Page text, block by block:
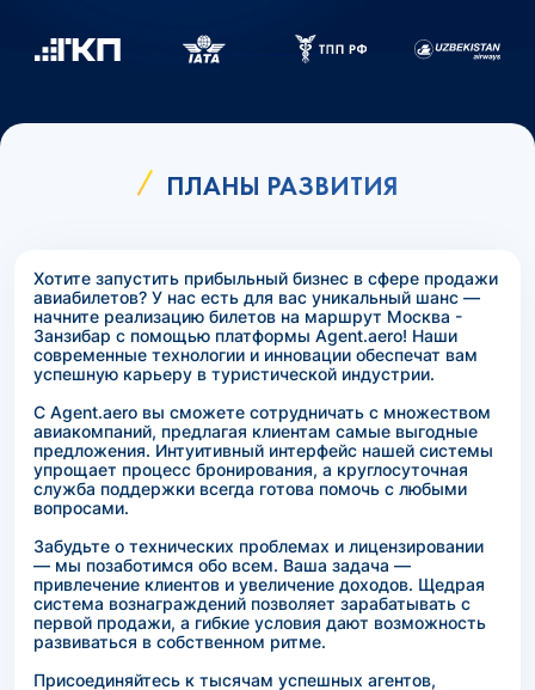
ПЛАНЫ РАЗВИТИЯ
Хотите запустить прибыльный бизнес в сфере продажи
авиабилетов? У нас есть для вас уникальный шанс —
начните реализацию билетов на маршрут Москва -
Занзибар с помощью платформы Agent.aero! Наши
современные технологии и инновации обеспечат вам
успешную карьеру в туристической индустрии.
С Agent.aero вы сможете сотрудничать с множеством
авиакомпаний, предлагая клиентам самые выгодные
предложения. Интуитивный интерфейс нашей системы
упрощает процесс бронирования, а круглосуточная
служба поддержки всегда готова помочь с любыми
вопросами.
Забудьте о технических проблемах и лицензировании
— мы позаботимся обо всем. Ваша задача —
привлечение клиентов и увеличение доходов. Щедрая
система вознаграждений позволяет зарабатывать с
первой продажи, а гибкие условия дают возможность
развиваться в собственном ритме.
Присоединяйтесь к тысячам успешных агентов,